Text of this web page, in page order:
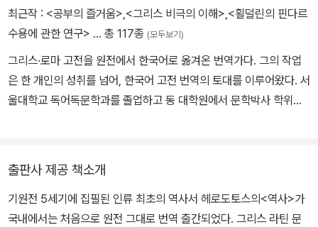
에서 그는 페리클레스, 소포클레스 등과 친교를 맺었으며, 시를 낭독
하여 큰 인기를 얻고 아테네시로 10탈란톤의 돈을 받기도 했다. 그는
도시 투리오이에 가서 펠로폰네소스 전쟁 초기까지 살았던 것으로 전
해진다. 그가 대단한 여행가임을 그의 저서 《역사》를 통해 알 수 있지
만, 언제 여행을 했는지는 전해지지 않는다. 그의 여행 범위로는 북으
다. 그가 생애를 마친 곳은 아테네라는 설과 또 하나는 투리오이라는
최근작 : <공부의 즐거움> <그리스 비극의 이해> <횔덜린의 핀다르
수용에 관한 연구> … 총 117종 (모두보기)
그리스·로마 고전을 원전에서 한국어로 옮겨온 번역가다. 그의 작업
은 한 개인의 성취를 넘어, 한국어 고전 번역의 토대를 이루어왔다. 서
울대학교 독어독문학과를 졸업하고 동 대학원에서 문학박사 학위를
번역은 단순히 텍스트를 옮기는 일이 아니었다. 작품이 지닌 오랜 전
승과 형식, 텍스트가 형성되어온 문헌학적 흐름을 살피고, 그 안에 담
긴 의미 구조와 문체, 극적 리듬을 함께 읽어낼 때 비로소 번역은 완성
출판사 제공 책소개
기원전 5세기에 집필된 인류 최초의 역사서 헤로도토스의<역사>가
국내에서는 처음으로 원전 그대로 번역 출간되었다. 그리스 라틴 문